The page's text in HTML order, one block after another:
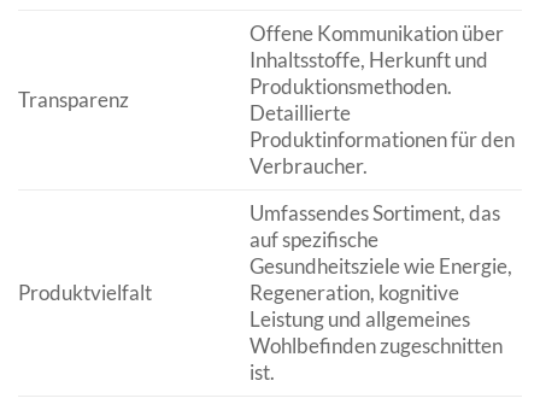
Transparenz
Offene Kommunikation über
Inhaltsstoffe, Herkunft und
Produktionsmethoden.
Detaillierte
Produktinformationen für den
Verbraucher.
Produktvielfalt
Umfassendes Sortiment, das
auf spezifische
Gesundheitsziele wie Energie,
Regeneration, kognitive
Leistung und allgemeines
Wohlbefinden zugeschnitten
ist.